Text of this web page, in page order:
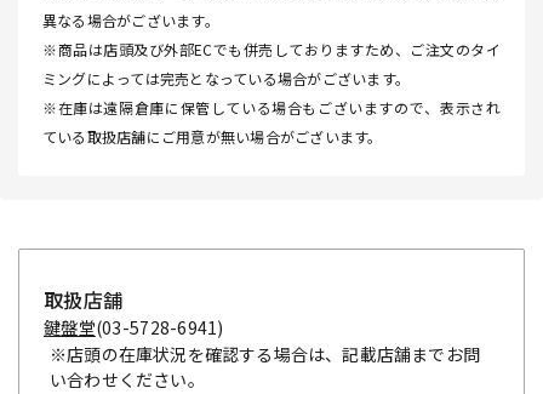
異なる場合がございます。
※商品は店頭及び外部ECでも併売しておりますため、ご注文のタイ
ミングによっては完売となっている場合がございます。
※在庫は遠隔倉庫に保管している場合もございますので、表示され
ている取扱店舗にご用意が無い場合がございます。
取扱店舗
鍵盤堂(03-5728-6941)
※店頭の在庫状況を確認する場合は、記載店舗までお問
い合わせください。